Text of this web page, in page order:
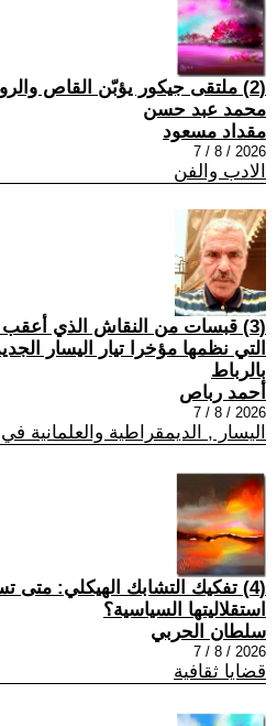
(2) ملتقى جيكور يؤبّن القاص
محمد عبد حسن
مقداد مسعود
2026 / 8 / 7
الادب والفن
(3) قبسات من النقاش الذي أعقب
التي نظمها مؤخرا تيار اليسار
بالرباط
أحمد رباص
2026 / 8 / 7
اليسار , الديمقراطية والعلمانية
(4) تفكيك التشابك الهيكلي: متى
استقلاليتها السياسية؟
سلطان الحربي
2026 / 8 / 7
قضايا ثقافية